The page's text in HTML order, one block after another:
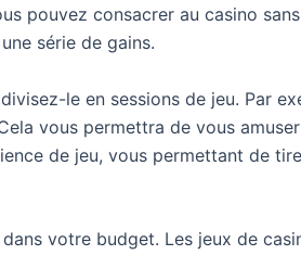
pouvez consacrer au casino
série de gains.
le en sessions de jeu. Par
vous permettra de vous
de jeu, vous permettant de
votre budget. Les jeux de